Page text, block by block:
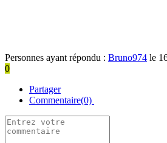
Personnes ayant répondu : Bruno974 le
0
Partager
Commentaire(0)